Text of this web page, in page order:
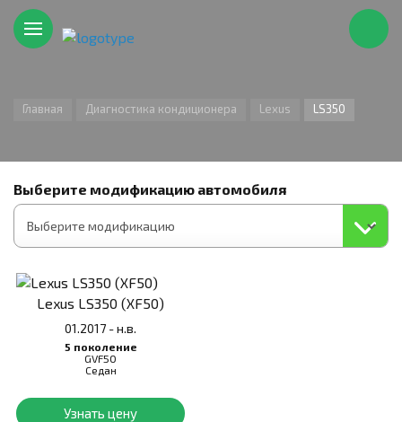
Главная Диагностика кондиционера Lexus LS350
Выберите модификацию автомобиля
Lexus LS350 (XF50)
01.2017 - н.в.
5 поколение
GVF50
Седан
Узнать цену